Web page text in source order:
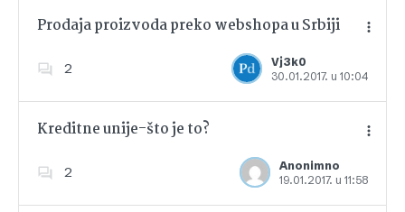
Prodaja proizvoda preko webshopa u Srbiji
2
Vj3k0
30.01.2017. u 10:04
Dodajte u favorite
Kreditne unije-što je to?
2
Anonimno
19.01.2017. u 11:58
Dodajte u favorite